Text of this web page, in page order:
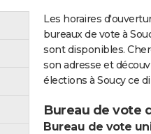
Les horaires
bureaux de vote à
sont disponibles.
son adresse et
élections à Soucy ce
Bureau de vote
Bureau de vote